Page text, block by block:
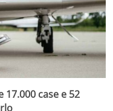
case e 52